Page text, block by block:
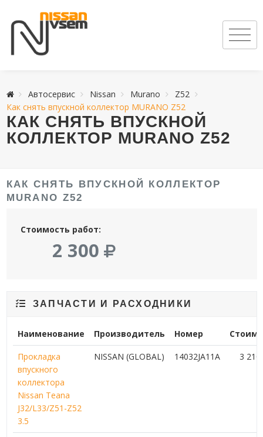
Автосервис Nissan Murano
Z52
Как снять впускной коллектор MURANO Z52
КАК СНЯТЬ ВПУСКНОЙ
КОЛЛЕКТОР MURANO Z52
КАК СНЯТЬ ВПУСКНОЙ КОЛЛЕКТОР
MURANO Z52
Стоимость работ:
2 300
ЗАПЧАСТИ И РАСХОДНИКИ
Наименование Производитель Номер
Прокладка
впускного
коллектора
Nissan Teana
J32/L33/Z51-Z52
3.5
NISSAN (GLOBAL) 14032JA11A 3 210